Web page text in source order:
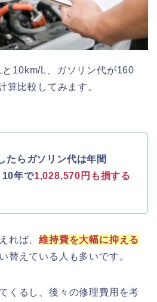
10km/L、ガソリン代が160
算比較してみます。
たらガソリン代は年間
10年で1,028,570円も損する
れば、維持費を大幅に抑える
替えている人も多いです。
くるし、後々の修理費用を考